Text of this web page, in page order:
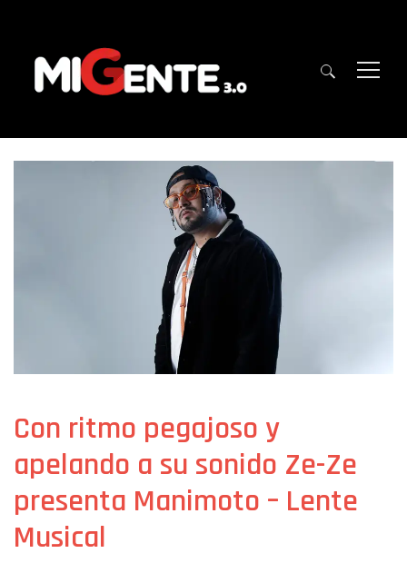
Con ritmo pegajoso y
apelando a su sonido Ze-Ze
presenta Manimoto – Lente
Musical